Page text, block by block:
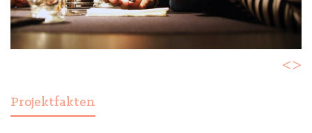
<>
Projektfakten